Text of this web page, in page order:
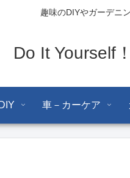
趣味のDIYやガーデニ
Do It Yourself
車－カーケア